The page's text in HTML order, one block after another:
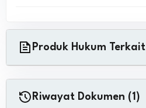
Produk Hukum Terkait
Riwayat Dokumen (1)